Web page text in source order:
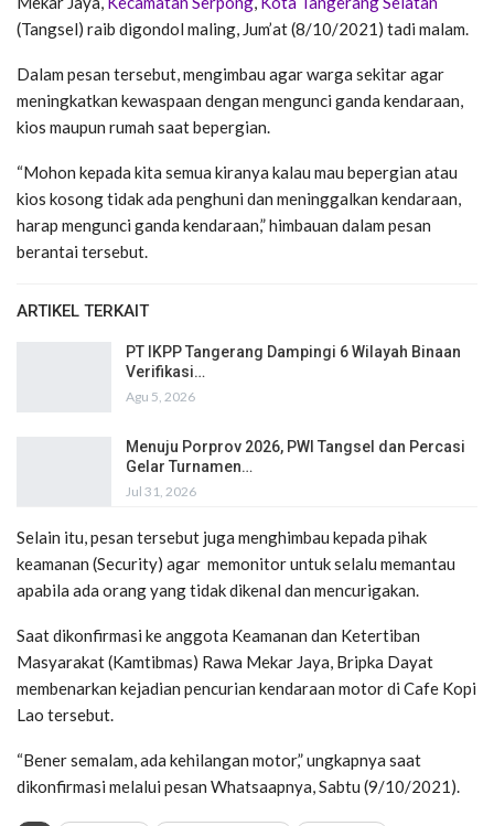
(Tangsel) raib digondol maling, Jum’at (8/10/2021) tadi malam.
Dalam pesan tersebut, mengimbau agar warga sekitar agar
meningkatkan kewaspaan dengan mengunci ganda kendaraan,
kios maupun rumah saat bepergian.
“Mohon kepada kita semua kiranya kalau mau bepergian atau
kios kosong tidak ada penghuni dan meninggalkan kendaraan,
harap mengunci ganda kendaraan,” himbauan dalam pesan
berantai tersebut.
ARTIKEL TERKAIT
PT IKPP Tangerang Dampingi 6 Wilayah Binaan
Verifikasi…
Agu 5, 2026
Menuju Porprov 2026, PWI Tangsel dan Percasi
Gelar Turnamen…
Jul 31, 2026
Selain itu, pesan tersebut juga menghimbau kepada pihak
keamanan (Security) agar memonitor untuk selalu memantau
apabila ada orang yang tidak dikenal dan mencurigakan.
Saat dikonfirmasi ke anggota Keamanan dan Ketertiban
Masyarakat (Kamtibmas) Rawa Mekar Jaya, Bripka Dayat
membenarkan kejadian pencurian kendaraan motor di Cafe Kopi
Lao tersebut.
“Bener semalam, ada kehilangan motor,” ungkapnya saat
dikonfirmasi melalui pesan Whatsaapnya, Sabtu (9/10/2021).